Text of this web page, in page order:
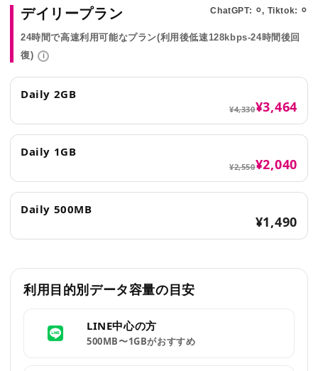
デイリープラン ChatGPT: ⚪︎, Tiktok: ⚪︎
24時間で高速利用可能なプラン(利用後低速128kbps-24時間後回
復)
i
Daily 2GB
¥4,330¥3,464
Daily 1GB
¥2,550¥2,040
Daily 500MB
¥1,490
利用目的別データ容量の目安
LINE中心の方
500MB〜1GBがおすすめ